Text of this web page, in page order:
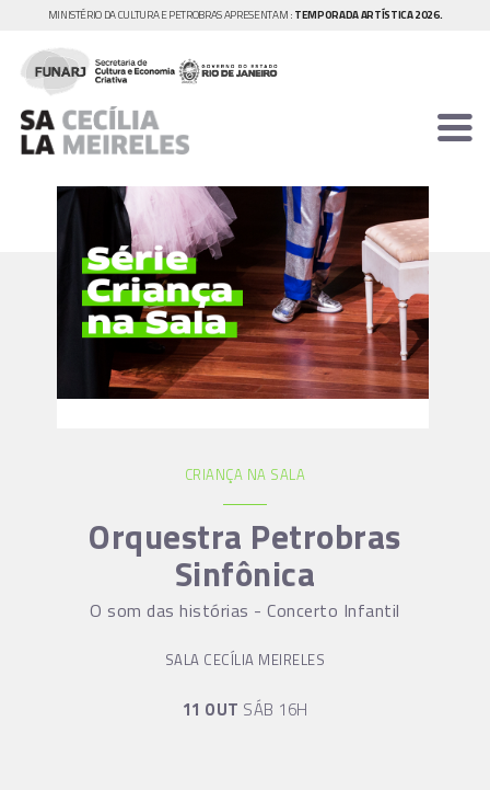
MINISTÉRIO DA CULTURA E PETROBRAS APRESENTAM : TEMPORADA ARTÍSTICA 2026.
CRIANÇA NA SALA
Orquestra Petrobras
Sinfônica
O som das histórias - Concerto Infantil
SALA CECÍLIA MEIRELES
11 OUT SÁB 16H